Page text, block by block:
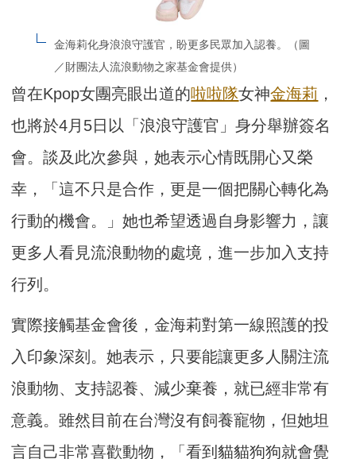
金海莉化身浪浪守護官，盼更多民眾加入認養。（圖
／財團法人流浪動物之家基金會提供）
曾在Kpop女團亮眼出道的啦啦隊女神金海莉 ，
也將於4月5日以「浪浪守護官」身分舉辦簽名
會。談及此次參與，她表示心情既開心又榮
幸，「這不只是合作，更是一個把關心轉化為
行動的機會。」她也希望透過自身影響力，讓
更多人看見流浪動物的處境，進一步加入支持
行列。
實際接觸基金會後，金海莉對第一線照護的投
入印象深刻。她表示，只要能讓更多人關注流
浪動物、支持認養、減少棄養，就已經非常有
意義。雖然目前在台灣沒有飼養寵物，但她坦
言自己非常喜歡動物，「看到貓貓狗狗就會覺